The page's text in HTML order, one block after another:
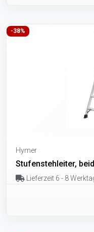
-38%
Hymer
Stufenstehleiter,
Lieferzeit 6 - 8